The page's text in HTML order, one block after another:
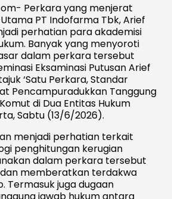
Perkara yang menjerat
PT Indofarma Tbk, Arief
perhatian para akademisi
Banyak yang menyoroti
dalam perkara tersebut
Eksaminasi Putusan Arief
‘Satu Perkara, Standar
Pencampuradukkan Tanggung
di Dua Entitas Hukum
Sabtu (13/6/2026).
menjadi perhatian terkait
penghitungan kerugian
dalam perkara tersebut
memberatkan terdakwa
Termasuk juga dugaan
jawab hukum antara